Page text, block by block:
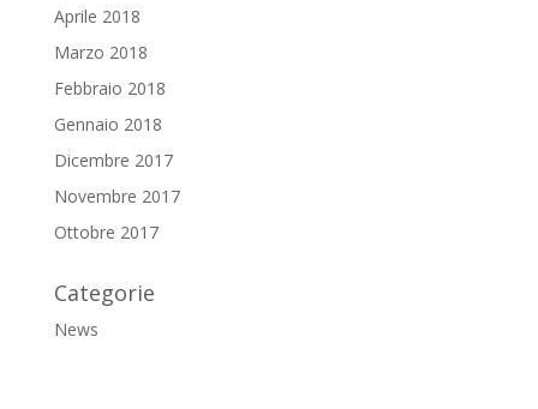
Aprile 2018
Marzo 2018
Febbraio 2018
Gennaio 2018
Dicembre 2017
Novembre 2017
Ottobre 2017
Categorie
News